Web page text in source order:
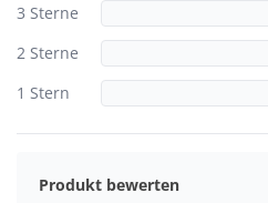
3 Sterne
2 Sterne
1 Stern
Produkt bewerten